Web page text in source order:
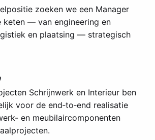
zoeken we een Manager
keten — van engineering en
en plaatsing — strategisch
Schrijnwerk en Interieur ben
voor de end‑to‑end realisatie
en meubilaircomponenten